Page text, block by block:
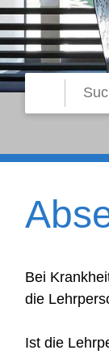
Suche starten
Bei
die
Ist die